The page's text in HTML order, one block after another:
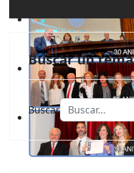
Buscar un tema
Buscar